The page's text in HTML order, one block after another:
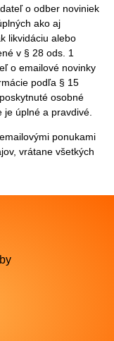
o odber noviniek
ako aj
likvidáciu alebo
v § 28 ods. 1
o emailové novinky
podľa § 15
osobné
úplné a pravdivé.
ponukami
vrátane všetkých